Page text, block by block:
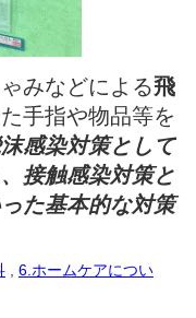
みなどによる飛
手指や物品等を
感染対策として
接触感染対策と
た基本的な対策
, 6.ホームケアについ